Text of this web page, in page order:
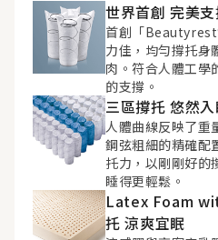
世界首創 完美
首創「
力佳，均勻撐托身
肉。符合人體工學
的支撐。
三區撐托 悠然
人體曲線反映了重
鋼弦粗細的精確配
托力，以剛剛好的
睡得更輕鬆。
Latex Foam
托 涼爽宜眠